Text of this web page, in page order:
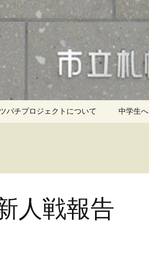
バチプロジェクトについて 中学生へ
人戦報告